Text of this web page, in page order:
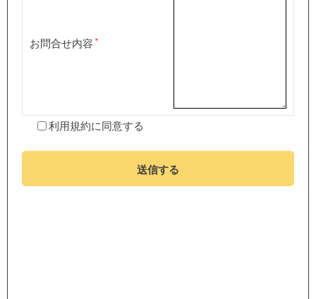
お問合せ内容
利用規約に同意する
送信する